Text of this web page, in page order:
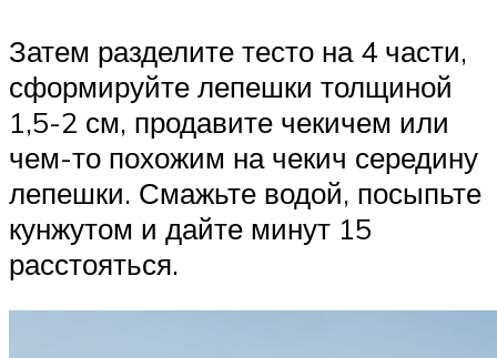
Затем разделите тесто на 4 части,
сформируйте лепешки толщиной
1,5-2 см, продавите чекичем или
чем-то похожим на чекич середину
лепешки. Смажьте водой, посыпьте
кунжутом и дайте минут 15
расстояться.